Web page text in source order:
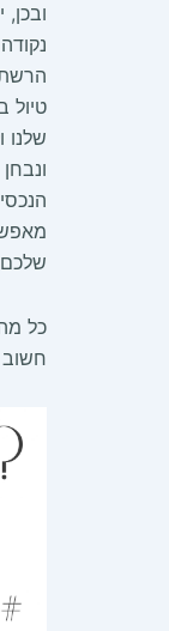
טיול
שלנו
כל
חשוב